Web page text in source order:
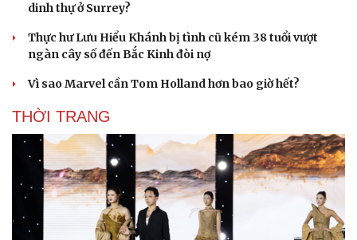
dinh thự ở Surrey?
Thực hư Lưu Hiểu Khánh bị tình cũ kém 38 tuổi vượt
ngàn cây số đến Bắc Kinh đòi nợ
Vì sao Marvel cần Tom Holland hơn bao giờ hết?
THỜI TRANG